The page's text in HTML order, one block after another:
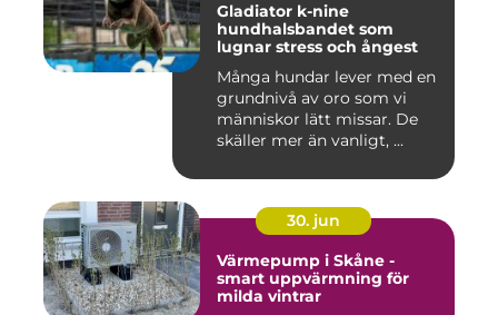
Gladiator k-nine
hundhalsbandet som
lugnar stress och ångest
Många hundar lever med en
grundnivå av oro som vi
människor lätt missar. De
skäller mer än vanligt, ...
30. jun
Värmepump i Skåne -
smart uppvärmning för
milda vintrar